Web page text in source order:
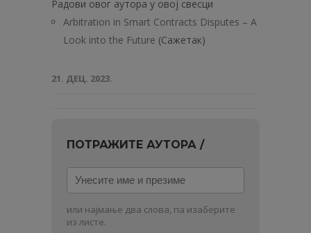
Радови овог аутора у овој свесци
Arbitration in Smart Contracts Disputes – A
Look into the Future (Сажетак)
21. ДЕЦ. 2023.
ПОТРАЖИТЕ АУТОРА /
Унесите
име
и
презиме
или најмање два слова, па изаберите
из листе.